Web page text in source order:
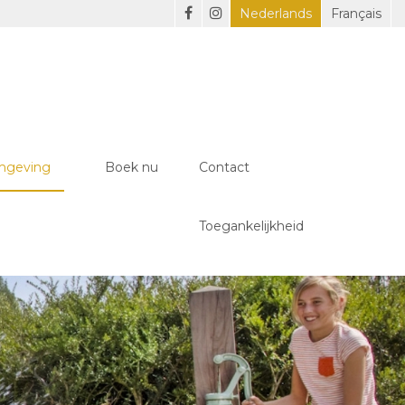
Nederlands Français
Boek nu Contact
Toegankelijkheid